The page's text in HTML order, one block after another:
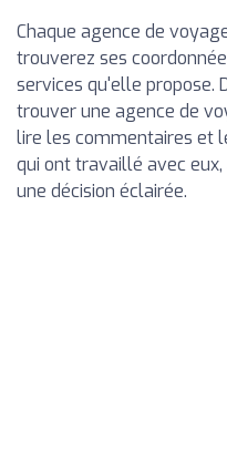
Chaque agence de
trouverez ses
services qu'elle propose.
trouver une agence de
lire les commentaires et
qui ont travaillé avec
une décision éclairée.